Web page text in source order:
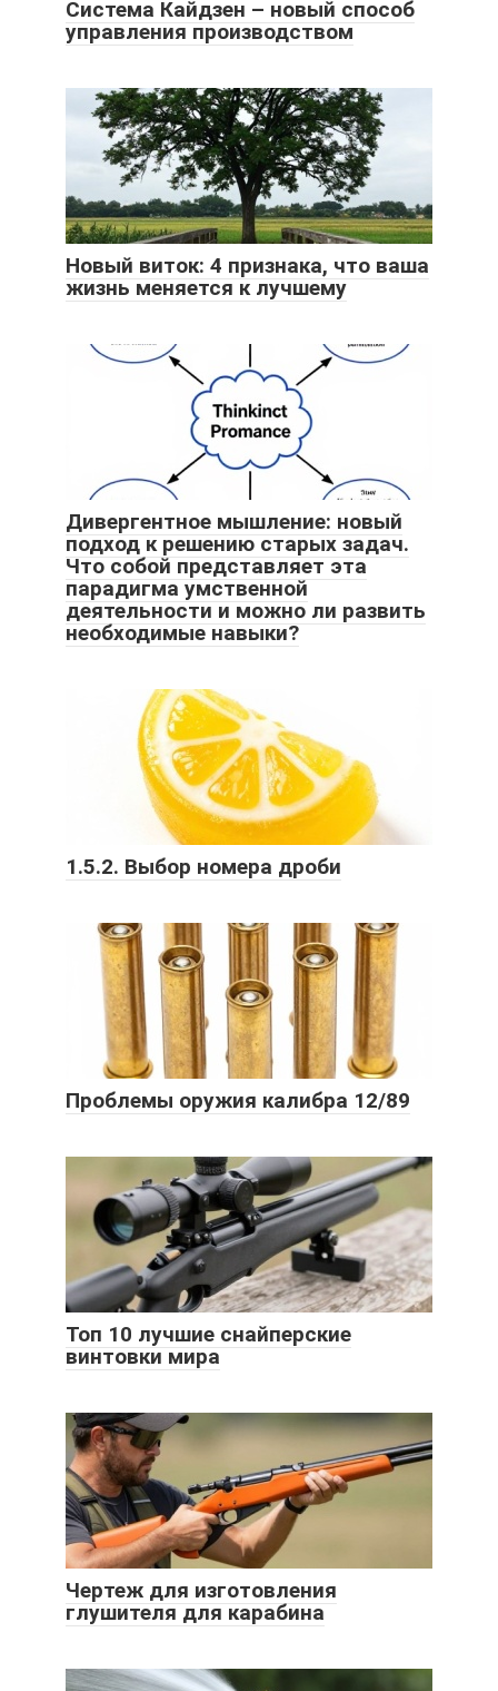
Система Кайдзен – новый способ
управления производством
Новый виток: 4 признака, что ваша
жизнь меняется к лучшему
Дивергентное мышление: новый
подход к решению старых задач.
Что собой представляет эта
парадигма умственной
деятельности и можно ли развить
необходимые навыки?
1.5.2. Выбор номера дроби
Проблемы оружия калибра 12/89
Топ 10 лучшие снайперские
винтовки мира
Чертеж для изготовления
глушителя для карабина